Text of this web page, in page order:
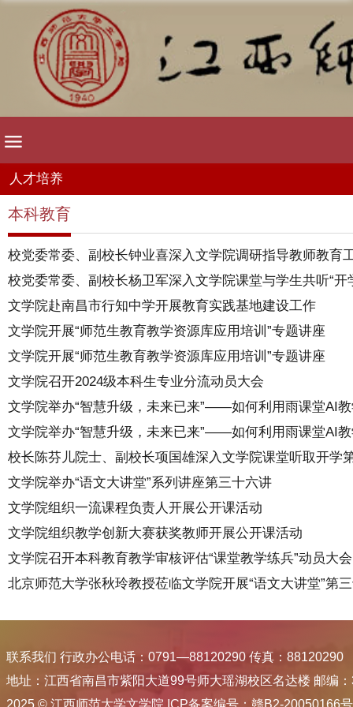
人才培养
本科教育
校党委常委、副校长钟业喜深入文学院调研指导教师教育
校党委常委、副校长杨卫军深入文学院课堂与学生共听“开
文学院赴南昌市行知中学开展教育实践基地建设工作
文学院开展“师范生教育教学资源库应用培训”专题讲座
文学院开展“师范生教育教学资源库应用培训”专题讲座
文学院召开2024级本科生专业分流动员大会
文学院举办“智慧升级，未来已来”——如何利用雨课堂AI
文学院举办“智慧升级，未来已来”——如何利用雨课堂AI
校长陈芬儿院士、副校长项国雄深入文学院课堂听取开学
文学院举办“语文大讲堂”系列讲座第三十六讲
文学院组织一流课程负责人开展公开课活动
文学院组织教学创新大赛获奖教师开展公开课活动
文学院召开本科教育教学审核评估“课堂教学练兵”动员大会
北京师范大学张秋玲教授莅临文学院开展“语文大讲堂”第
联系我们 行政办公电话：0791—88120290 传真：88120290
地址：江西省南昌市紫阳大道99号师大瑶湖校区名达楼 邮编
2025 © 江西师范大学文学院 ICP备案编号：赣B2-20050166